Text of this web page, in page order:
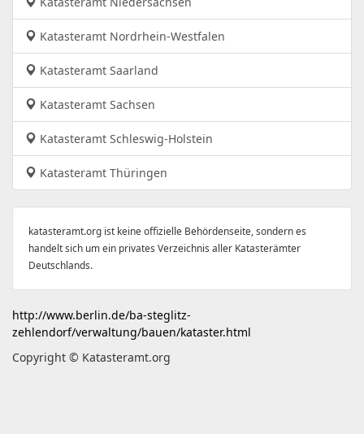
Katasteramt Nordrhein-Westfalen
Katasteramt Saarland
Katasteramt Sachsen
Katasteramt Schleswig-Holstein
Katasteramt Thüringen
katasteramt.org ist keine offizielle Behördenseite, sondern es
handelt sich um ein privates Verzeichnis aller Katasterämter
Deutschlands.
http://www.berlin.de/ba-steglitz-
zehlendorf/verwaltung/bauen/kataster.html
Copyright © Katasteramt.org